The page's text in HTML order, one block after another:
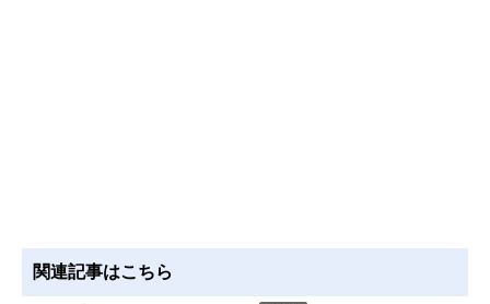
関連記事はこちら